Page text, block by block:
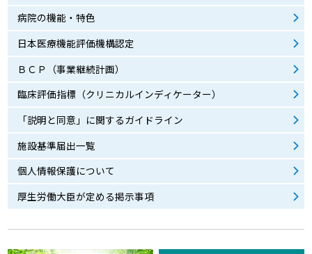
病院の機能・特色
日本医療機能評価機構認定
ＢＣＰ（事業継続計画）
臨床評価指標（クリニカルインディケーター）
「説明と同意」に関するガイドライン
施設基準届出一覧
個人情報保護について
厚生労働大臣が定める掲示事項